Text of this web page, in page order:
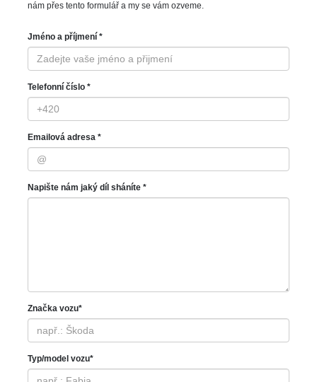
nám přes tento formulář a my se vám ozveme.
Jméno a příjmení *
Telefonní číslo *
Emailová adresa *
Napište nám jaký díl sháníte *
Značka vozu*
Typ/model vozu*